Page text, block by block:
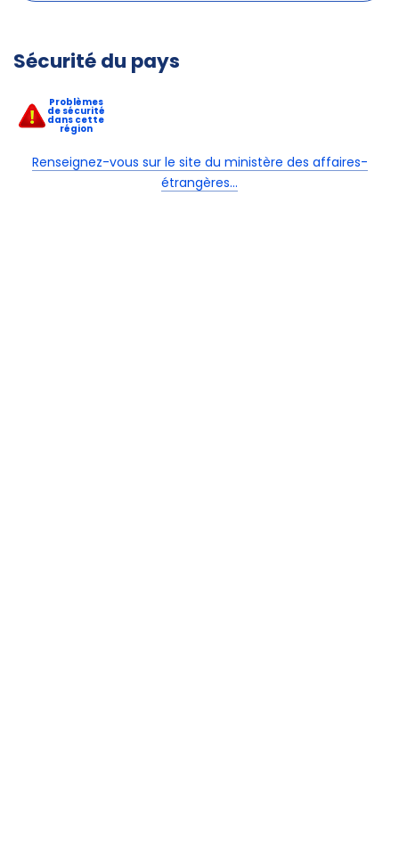
Sécurité du pays
Problèmes
de sécurité
dans cette
région
Renseignez-vous sur le site du ministère des affaires-
étrangères...